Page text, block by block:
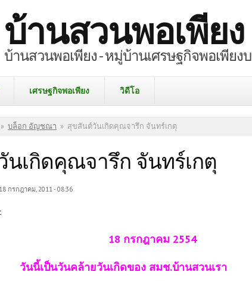
บ้านสวนพอเพียง
บ้านสวนพอเพียง - หมู่บ้านเศรษฐกิจพอเพียง
เศรษฐกิจพอเพียง วิดีโอ
» บล็อก อัญชณา » สุขสันต์วันเกิดคุณจารึก จันทร์เกตุ
เกิดคุณจารึก จันทร์เกตุ
กรกฎาคม, 2011 - 08:36
18 กรกฎาคม 2554
วันนี้เป็นวันคล้ายวันเกิดของ สมช.บ้านสวนเรา